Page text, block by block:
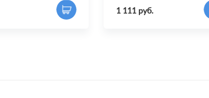
1 111 руб.